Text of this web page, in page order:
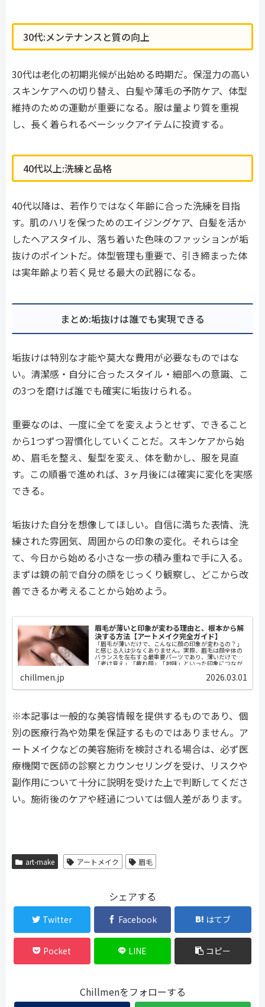
30代:メンテナンスと質の向上
30代は老化の初期兆候が出始める時期だ。保湿力の高い
スキンケアへの切り替え、白髪や薄毛の予防ケア、体型
維持のための運動が重要になる。服は量より質を重視
し、長く着られるベーシックアイテムに投資する。
40代以上:洗練と品格
40代以降は、若作りではなく年齢に合った洗練を目指
す。肌のハリを保つためのエイジングケア、白髪を活か
したヘアスタイル、落ち着いた色味のファッションが垢
抜けのポイントだ。体型管理も重要で、引き締まった体
は実年齢より若く見せる最大の武器になる。
まとめ:垢抜けは誰でも実現できる
垢抜けは特別な才能や莫大な費用が必要なものではな
い。清潔感・自分に合ったスタイル・細部への意識、こ
の3つを磨けば誰でも確実に垢抜けられる。
重要なのは、一度に全てを変えようとせず、できること
から1つずつ習慣化していくことだ。スキンケアから始
め、眉毛を整え、髪型を変え、体を動かし、服を見直
す。この順番で進めれば、3ヶ月後には確実に変化を実感
できる。
垢抜けた自分を想像してほしい。自信に満ちた表情、洗
練された雰囲気、周囲からの印象の変化。それらは全
て、今日から始める小さな一歩の積み重ねで手に入る。
まずは鏡の前で自分の顔をじっくり観察し、どこから改
善できるか考えることから始めよう。
眉毛が薄いと印象が変わる理由と、根本から解
決する方法【アートメイク完全ガイド】
「眉毛が薄いだけで、こんなに顔の印象が変わるの？」
と感じる人は少なくありません。実際、眉毛は顔全体の
バランスを左右する最重要パーツであり、薄いだけで
「老け見え」「疲れ顔」「地味」といった印象につなが
chillmen.jp 2026.03.01
※本記事は一般的な美容情報を提供するものであり、個
別の医療行為や効果を保証するものではありません。ア
ートメイクなどの美容施術を検討される場合は、必ず医
療機関で医師の診察とカウンセリングを受け、リスクや
副作用について十分に説明を受けた上で判断してくださ
い。施術後のケアや経過については個人差があります。
art-make アートメイク 眉毛
シェアする
Twitter Facebook はてブ
Pocket LINE コピー
Chillmenをフォローする